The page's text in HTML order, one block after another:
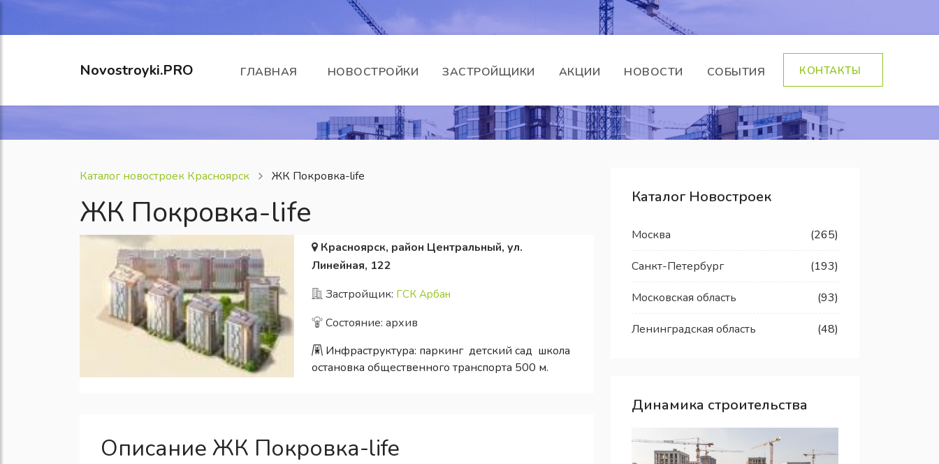
Novostroyki.PRO ГЛАВНАЯ НОВОСТРОЙКИ ЗАСТРОЙЩИКИ АКЦИИ НОВОСТИ СОБЫТИЯ КОНТАКТЫ
Каталог новостроек Красноярск ЖК Покровка-life
ЖК Покровка-life
Красноярск, район Центральный, ул.
Линейная, 122
Застройщик: ГСК Арбан
Состояние: архив
Инфраструктура: паркинг детский сад школа
остановка общественного транспорта 500 м.
Описание ЖК Покровка-life
Каталог Новостроек
Москва (265)
Санкт-Петербург (193)
Московская область (93)
Ленинградская область (48)
Динамика строительства